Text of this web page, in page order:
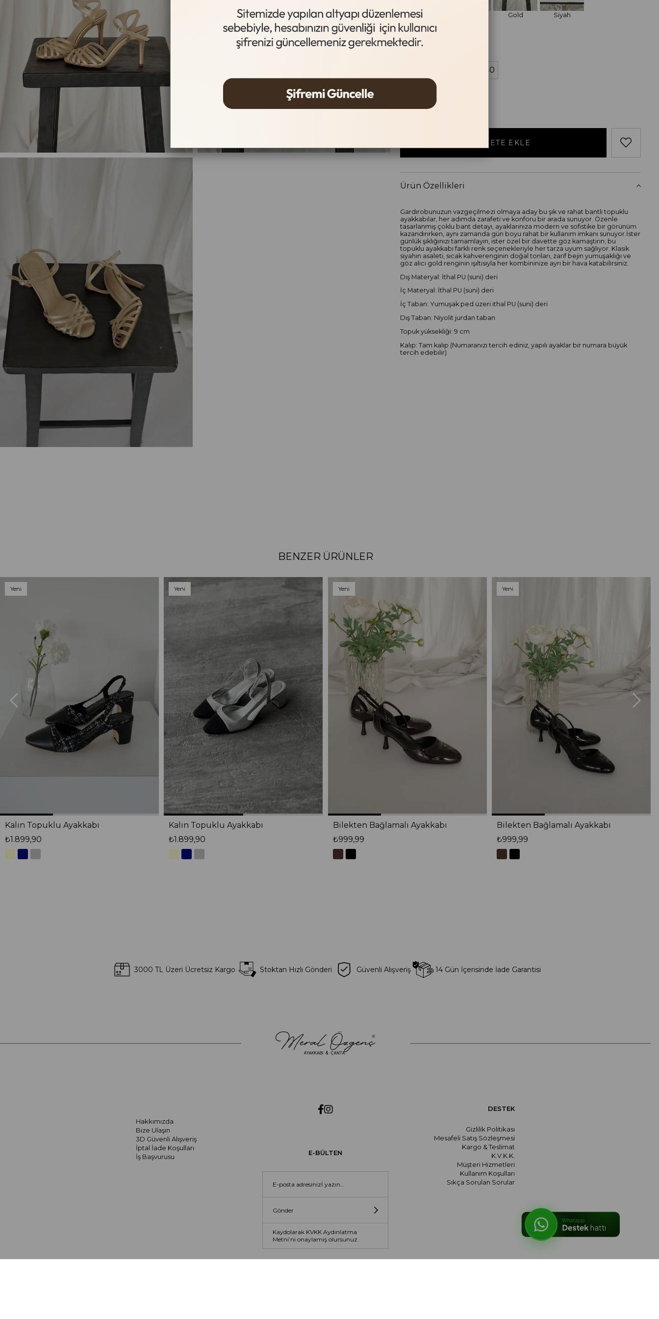
Acı Kahve Gold Siyah
Beden Tablosu
40
Ürün Özellikleri
Gardırobunuzun vazgeçilmezi olmaya aday bu şık ve rahat bantlı topuklu
ayakkabılar, her adımda zarafeti ve konforu bir arada sunuyor. Özenle
tasarlanmış çoklu bant detayı, ayaklarınıza modern ve sofistike bir görünüm
kazandırırken, aynı zamanda gün boyu rahat bir kullanım imkanı sunuyor.İster
günlük şıklığınızı tamamlayın, ister özel bir davette göz kamaştırın; bu
topuklu ayakkabı farklı renk seçenekleriyle her tarza uyum sağlıyor. Klasik
siyahın asaleti, sıcak kahverenginin doğal tonları, zarif bejin yumuşaklığı ve
göz alıcı gold renginin ışıltısıyla her kombininize ayrı bir hava katabilirsiniz.
Dış Materyal: İthal PU (suni) deri
İç Materyal: İthal PU (suni) deri
İç Taban: Yumuşak ped üzeri ithal PU (suni) deri
Dış Taban: Niyolit jurdan taban
Topuk yüksekliği: 9 cm
Kalıp: Tam kalıp (Numaranızı tercih ediniz, yapılı ayaklar bir numara büyük
tercih edebilir)
BENZER ÜRÜNLER
Kalın Topuklu Ayakkabı
₺1.899,90
Yeni
Kalın Topuklu Ayakkabı
₺1.899,90
Yeni
Bilekten Bağlamalı Ayakkabı
₺999,99
Yeni
Ürün
Bilekten Bağlamalı Ayakkabı
₺999,99
Yeni
3000 TL Üzeri Ücretsiz Kargo Stoktan Hızlı Gönderi Güvenli Alışveriş 14 Gün İçerisinde İade Garantisi
Hakkımızda
Bize Ulaşın
3D Güvenli Alışveriş
İptal İade Koşulları
İş Başvurusu
E-BÜLTEN
Gönder
Kaydolarak KVKK Aydınlatma
Metni’ni onaylamış olursunuz.
DESTEK
Gizlilik Politikası
Mesafeli Satış Sözleşmesi
Kargo & Teslimat
K.V.K.K.
Müşteri Hizmetleri
Kullanım Koşulları
Sıkça Sorulan Sorular